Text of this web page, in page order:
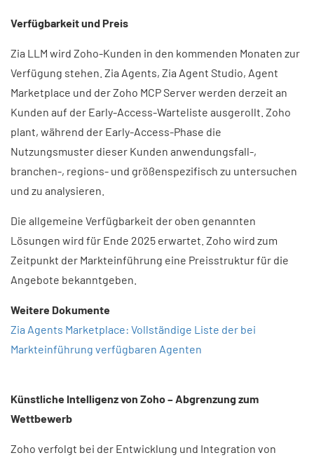
Verfügbarkeit und Preis
Zia LLM wird Zoho-Kunden in den kommenden Monaten zur
Verfügung stehen. Zia Agents, Zia Agent Studio, Agent
Marketplace und der Zoho MCP Server werden derzeit an
Kunden auf der Early-Access-Warteliste ausgerollt. Zoho
plant, während der Early-Access-Phase die
Nutzungsmuster dieser Kunden anwendungsfall-,
branchen-, regions- und größenspezifisch zu untersuchen
und zu analysieren.
Die allgemeine Verfügbarkeit der oben genannten
Lösungen wird für Ende 2025 erwartet. Zoho wird zum
Zeitpunkt der Markteinführung eine Preisstruktur für die
Angebote bekanntgeben.
Weitere Dokumente
Zia Agents Marketplace: Vollständige Liste der bei
Markteinführung verfügbaren Agenten
Künstliche Intelligenz von Zoho – Abgrenzung zum
Wettbewerb
Zoho verfolgt bei der Entwicklung und Integration von